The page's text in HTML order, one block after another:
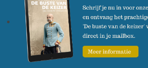
verschijnen.